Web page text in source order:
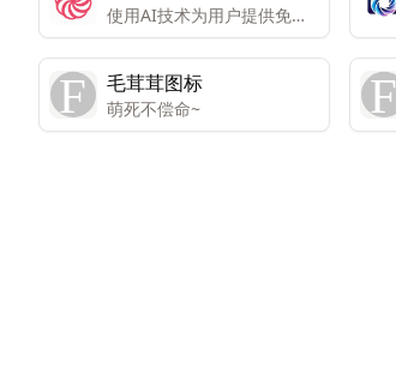
使用AI技术为用户提供免费
的专业级头像制作服务。
毛茸茸图标
萌死不偿命~